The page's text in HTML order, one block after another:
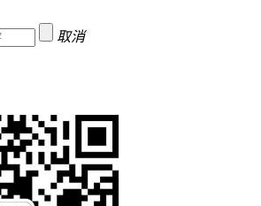
取消